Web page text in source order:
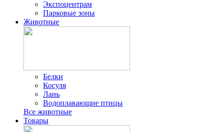
Экспоцентрам
Парковые зоны
Животные
Белки
Косуля
Лань
Водоплавающие птицы
Все животные
Товары